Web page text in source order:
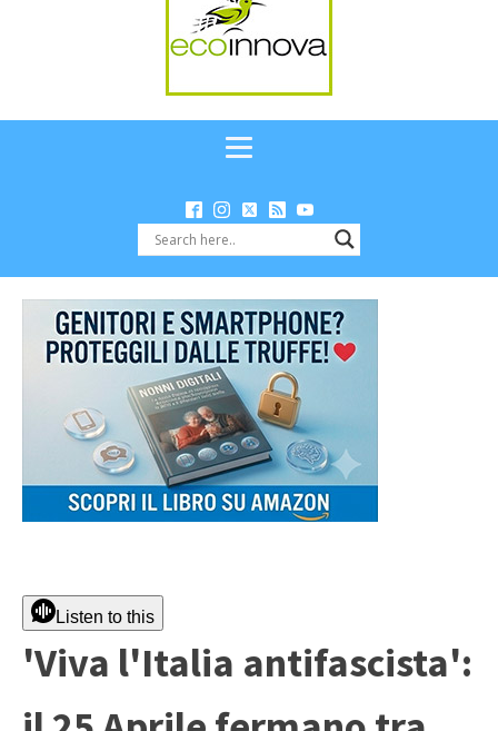
Listen to this
'Viva l'Italia antifascista':